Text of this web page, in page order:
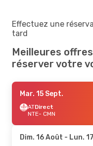
Effectuez une
tard
Meilleures
réserver votre
Mar. 15 Sept.
ATDirect
NTE- CMN
Dim. 16 Août - Lun.